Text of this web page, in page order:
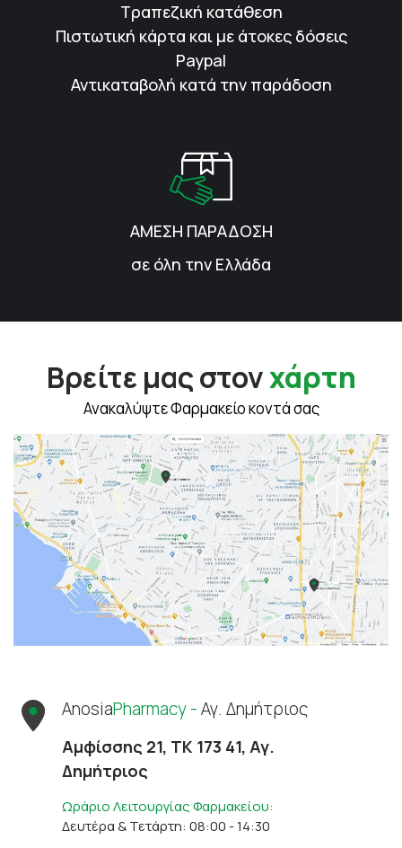
Τραπεζική κατάθεση
Πιστωτική κάρτα και με άτοκες δόσεις
Paypal
Αντικαταβολή κατά την παράδοση
ΑΜΕΣΗ ΠΑΡΑΔΟΣΗ
σε όλη την Ελλάδα
Βρείτε μας στονχάρτη
Ανακαλύψτε Φαρμακείο κοντά σας
AnosiaPharmacy -Αγ. Δημήτριος
Αμφίσσης 21, ΤΚ 173 41, Αγ.
Δημήτριος
Ωράριο Λειτουργίας Φαρμακείου:
Δευτέρα & Τετάρτη: 08:00 - 14:30